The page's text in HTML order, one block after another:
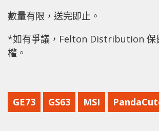
數量有限，送完即止。
*如有爭議，Felton Distribution 保
權。
GE73 GS63 MSI